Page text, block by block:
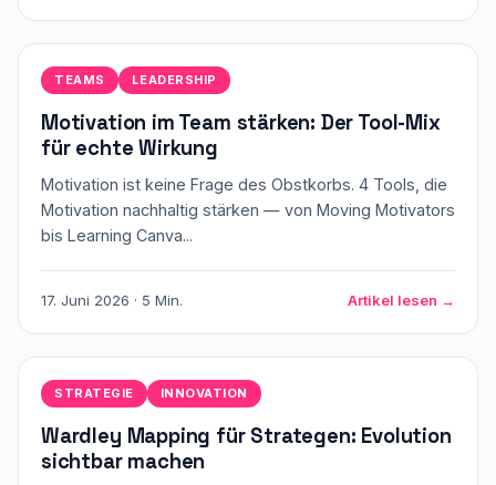
TEAMS LEADERSHIP
Motivation im Team stärken: Der Tool-Mix
für echte Wirkung
Motivation ist keine Frage des Obstkorbs. 4 Tools, die
Motivation nachhaltig stärken — von Moving Motivators
bis Learning Canva...
17. Juni 2026 · 5 Min. Artikel lesen →
STRATEGIE INNOVATION
Wardley Mapping für Strategen: Evolution
sichtbar machen